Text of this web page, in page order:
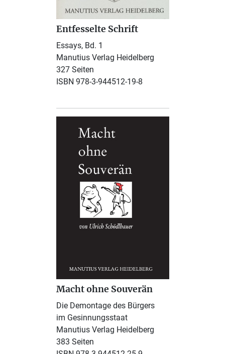
Entfesselte Schrift
Essays, Bd. 1
Manutius Verlag Heidelberg
327 Seiten
ISBN 978-3-944512-19-8
Macht ohne Souverän
Die Demontage des Bürgers
im Gesinnungsstaat
Manutius Verlag Heidelberg
383 Seiten